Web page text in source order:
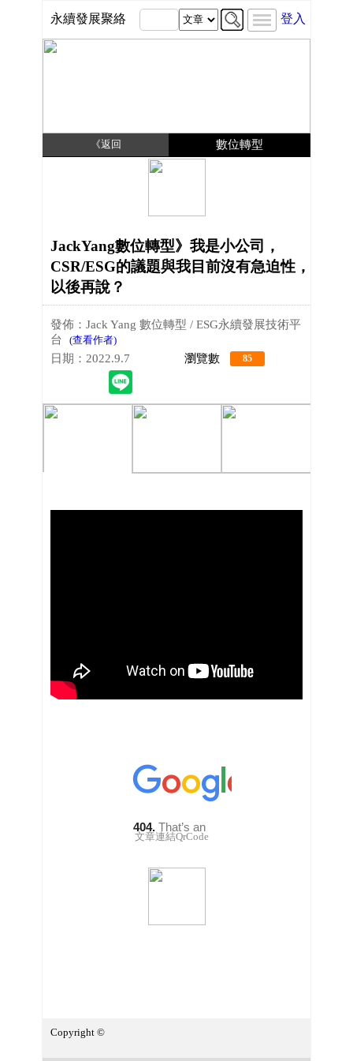
永續發展聚絡 登入
《返回 數位轉型
JackYang數位轉型》我是小公司，
CSR/ESG的議題與我目前沒有急迫性，
以後再說？
發佈：Jack Yang 數位轉型 / ESG永續發展技術平
台 (查看作者)
日期：2022.9.7 瀏覽數 85
文章連結QrCode
Copyright ©